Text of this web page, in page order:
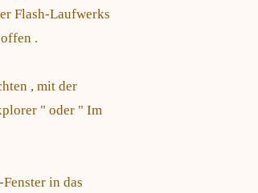
Flash-Laufwerks
.
, mit der
" oder " Im
in das